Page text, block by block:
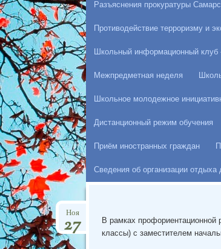
Разъяснения прокуратуры
Противодействие терроризму и
Школьный информационный
Межпредметная неделя
Школьное молодежное
Дистанционный режим обучения
Приём иностранных граждан
Сведения об организации отдыха
Ноя
27
В рамках профориентационной
классы) с заместителем